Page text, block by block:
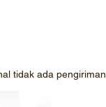
tidak ada pengiriman